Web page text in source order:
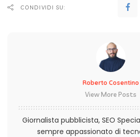
CONDIVIDI SU:
Roberto Cosentino
View More Posts
Giornalista pubblicista, SEO
sempre appassionato di